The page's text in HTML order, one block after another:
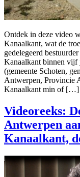
Ontdek in deze video
Kanaalkant, wat de
gedelegeerd
Kanaalkant binnen vijf
(gemeente Schoten,
Antwerpen, Provincie
Kanaalkant min of […]
Videoreeks:
Antwerpen
Kanaalkant,